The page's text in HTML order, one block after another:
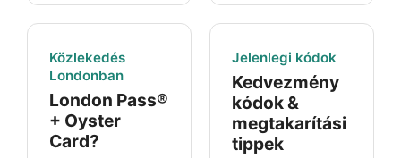
Közlekedés
Londonban
London Pass®
+ Oyster
Card?
Jelenlegi kódok
Kedvezmény
kódok &
megtakarítási
tippek